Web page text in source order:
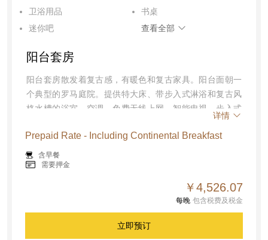
卫浴用品
书桌
迷你吧
查看全部
夜床服务
电话
免费报纸
吹风机
烟雾报警器
阳台套房
阳台套房散发着复古感，有暖色和复古家具。阳台面朝一
个典型的罗马庭院。提供特大床、带步入式淋浴和复古风
格水槽的浴室、空调、免费无线上网、智能电视、步入式
淋浴、保险箱、茶和咖啡设施、吹风机、坐浴盆。面积：
35平方米
详情
Prepaid Rate - Including Continental Breakfast
含早餐
需要押金
￥4,526.07
每晚 包含税费及税金
立即预订